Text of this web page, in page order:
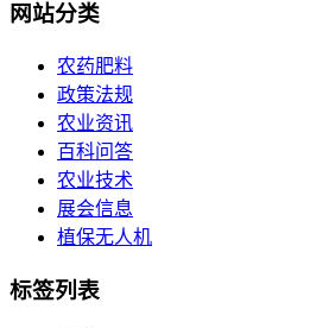
网站分类
农药肥料
政策法规
农业资讯
百科问答
农业技术
展会信息
植保无人机
标签列表